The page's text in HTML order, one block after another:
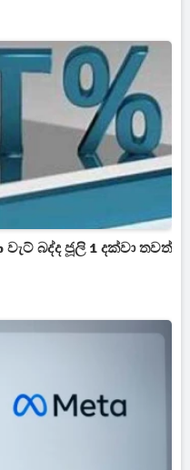
බද්ද ජූලි 1 දක්වා තවත්